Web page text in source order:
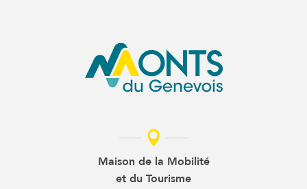
Maison de la Mobilité
et du Tourisme